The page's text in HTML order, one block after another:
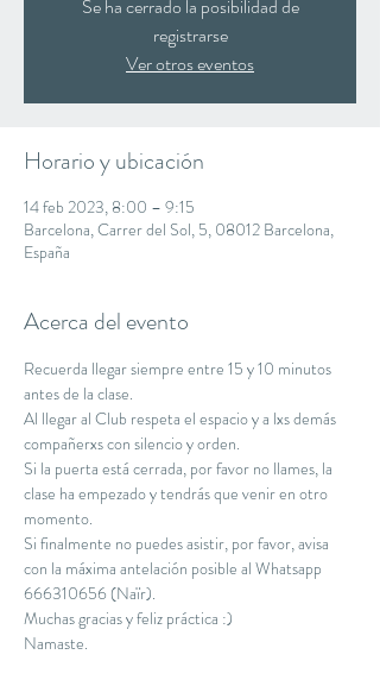
Se ha cerrado la posibilidad de
registrarse
Ver otros eventos
Horario y ubicación
14 feb 2023, 8:00 – 9:15
Barcelona, Carrer del Sol, 5, 08012 Barcelona,
España
Acerca del evento
Recuerda llegar siempre entre 15 y 10 minutos
antes de la clase.
Al llegar al Club respeta el espacio y a lxs demás
compañerxs con silencio y orden.
Si la puerta está cerrada, por favor no llames, la
clase ha empezado y tendrás que venir en otro
momento.
Si finalmente no puedes asistir, por favor, avisa
con la máxima antelación posible al Whatsapp
666310656 (Naïr).
Muchas gracias y feliz práctica :)
Namaste.